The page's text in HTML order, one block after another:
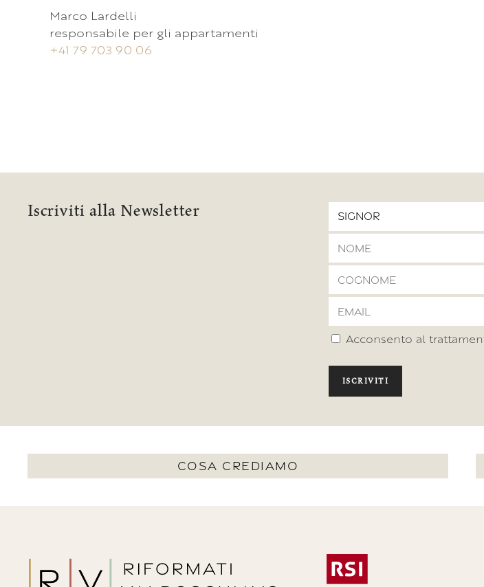
Marco Lardelli
responsabile per gli appartamenti
+41 79 703 90 06
Iscriviti alla Newsletter
Acconsento al
ISCRIVITI
COSA CREDIAMO